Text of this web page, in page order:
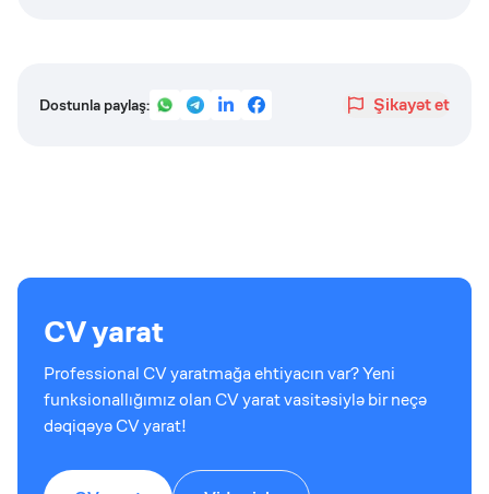
Dostunla paylaş: Şikayət et
CV yarat
Professional CV yaratmağa ehtiyacın var? Yeni
funksionallığımız olan CV yarat vasitəsiylə bir neçə
dəqiqəyə CV yarat!